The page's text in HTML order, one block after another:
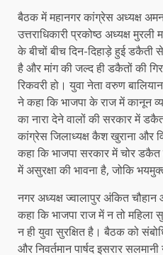
बैठक में महानगर कांग्रेस अध्यक्ष
उत्तराधिकारी प्रकोष्ठ अध्यक्ष
के बीचों बीच दिन-दिहाड़े हुई
है और मांग की जल्द ही डकैतों की
रिकवरी हो। युवा नेता वरुण बालियान
ने कहा कि भाजपा के राज में कानून
का नारा देने वालों की सरकार में
कांग्रेस जिलाध्यक्ष कैश खुराना और
कहा कि भाजपा सरकार में चोर डकैत
में असुरक्षा की भावना है, जोकि
नगर अध्यक्ष ज्वालापुर अंकित
कहा कि भाजपा राज में न तो महिला
न ही युवा सुरक्षित है। बैठक को
और निवर्तमान पार्षद इसरार